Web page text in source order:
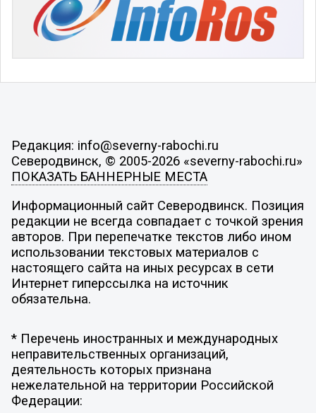
Редакция: info@severny-rabochi.ru
Северодвинск, © 2005-2026 «severny-rabochi.ru»
ПОКАЗАТЬ БАННЕРНЫЕ МЕСТА
Информационный сайт Северодвинск. Позиция
редакции не всегда совпадает с точкой зрения
авторов. При перепечатке текстов либо ином
использовании текстовых материалов с
настоящего сайта на иных ресурсах в сети
Интернет гиперссылка на источник
обязательна.
* Перечень иностранных и международных
неправительственных организаций,
деятельность которых признана
нежелательной на территории Российской
Федерации: